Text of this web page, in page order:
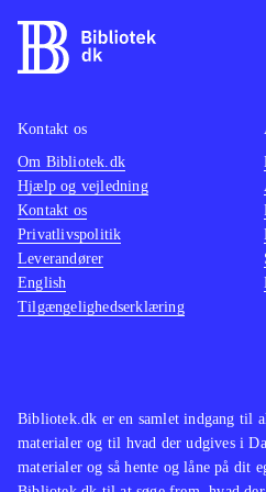
kraftig kænguru-stylte og
slagvåben, til at forcere
grundigt, for der er
hemmeligheder og
overalt, samtidig med at
forhindringer og
som skal overvindes.
nænsomt opdateret og de
Disney-stemmer er
serien. Nærværende spil
kvalitetsmæssigt til helt i
Bibliotek.dk er en samlet indgang til
materialer og til hvad der udgives i
materialer og så hente og låne på dit
Kontakt os
Om Bibliotek.dk
Hjælp og vejledning
Kontakt os
Privatlivspolitik
Leverandører
English
Tilgængelighedserklæring